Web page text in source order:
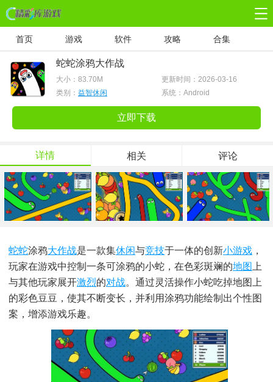
首页 游戏 软件 攻略 合集
蛇蛇涂鸦大作战
大小： 83.70M
更新时间：2026-03-16
类别： 益智休闲 系统：Android
立即下载
详情 相关 评论
蛇蛇涂鸦大作战是一款集休闲与竞技于一体的创新小游戏 ，
玩家在游戏中控制一条可涂鸦的小蛇，在色彩斑斓的地图 上
与其他玩家展开激烈的对战。通过灵活操作小蛇吃掉地图上
的彩色豆豆，使其不断变长，并利用涂鸦功能绘制出个性图
案，增添游戏乐趣。